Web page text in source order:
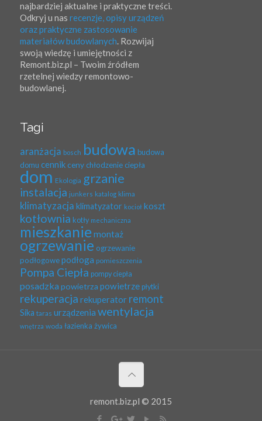
najbardziej aktualne i praktyczne treści.
Odkryj u nas recenzje, opisy urządzeń
oraz praktyczne zastosowanie
materiałów budowlanych. Rozwijaj
swoją wiedzę i umiejętności z
Remont.biz.pl – Twoim źródłem
rzetelnej wiedzy remontowo-
budowlanej.
Tagi
aranżacja bosch budowa budowa
domu cennik ceny chłodzenie ciepła
dom Ekologia grzanie
instalacja junkers katalog klima
klimatyzacja klimatyzator kocioł koszt
kotłownia kotły mechaniczna
mieszkaniemontaż
ogrzewanie ogrzewanie
podłogowe podłoga pomieszczenia
Pompa Ciepła pompy ciepła
posadzka powietrza powietrze płytki
rekuperacja rekuperator remont
Sika taras urządzenia wentylacja
wnętrza woda łazienka żywica
remont.biz.pl © 2015